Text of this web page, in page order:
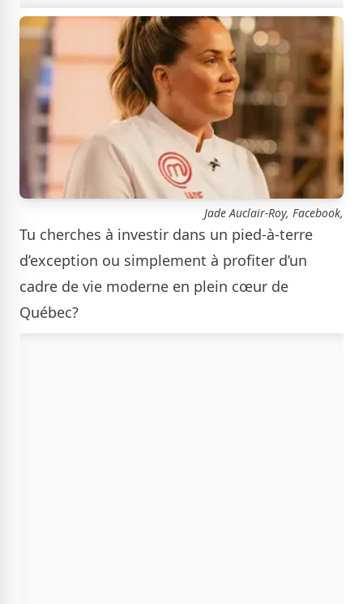
Jade Auclair-Roy, Facebook,
Tu cherches à investir dans un pied-à-terre
d’exception ou simplement à profiter d’un
cadre de vie moderne en plein cœur de
Québec?